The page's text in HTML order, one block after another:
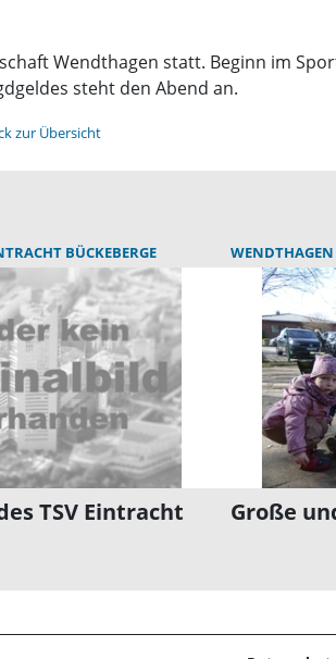
Wendthagen statt. Beginn im
steht den Abend an.
zur Übersicht
BÜCKEBERGE
TSV Eintracht
Große